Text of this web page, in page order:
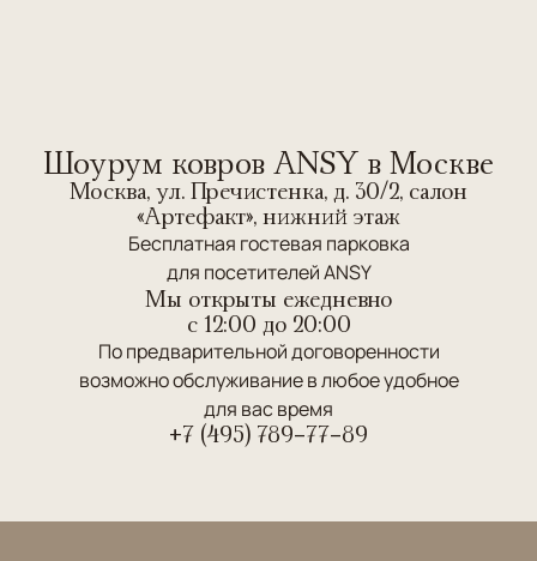
Шоурум ковров ANSY в Москве
Москва, ул. Пречистенка, д. 30/2, салон
«Артефакт», нижний этаж
Бесплатная гостевая парковка
для посетителей ANSY
Мы открыты ежедневно
c 12:00 до 20:00
По предварительной договоренности
возможно обслуживание в любое удобное
для вас время
+7 (495) 789-77-89